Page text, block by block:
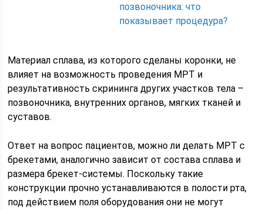
позвоночника: что
показывает процедура?
Материал сплава, из которого сделаны коронки, не
влияет на возможность проведения МРТ и
результативность скрининга других участков тела –
позвоночника, внутренних органов, мягких тканей и
суставов.
Ответ на вопрос пациентов, можно ли делать МРТ с
брекетами, аналогично зависит от состава сплава и
размера брекет-системы. Поскольку такие
конструкции прочно устанавливаются в полости рта,
под действием поля оборудования они не могут